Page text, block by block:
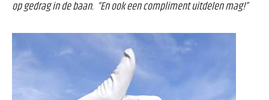
op gedrag in de baan. “En ook een compliment uitdelen mag!”